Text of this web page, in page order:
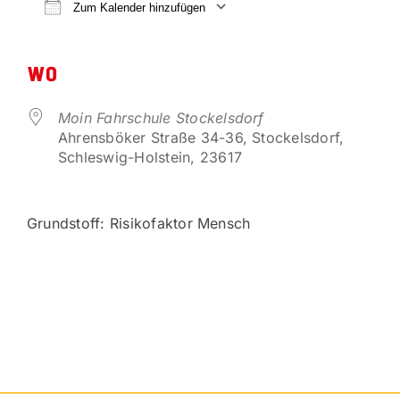
VORTEILSPARTNER
Zum Kalender hinzufügen
WO
Moin Fahrschule Stockelsdorf
Ahrensböker Straße 34-36, Stockelsdorf,
Schleswig-Holstein, 23617
Grundstoff: Risikofaktor Mensch